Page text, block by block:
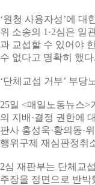
‘원청 사용자성’에 대
위 소송의 1·2심은 일
과 교섭할 수 있어야
수 없다고 명확히 했
‘단체교섭 거부’ 부당
25일 <매일노동뉴스>
의 지배·결정 권한에
판사 홍성욱·황의동·
행위구제 재심판정취
2심 재판부는 단체교
주장을 정면으로 반박